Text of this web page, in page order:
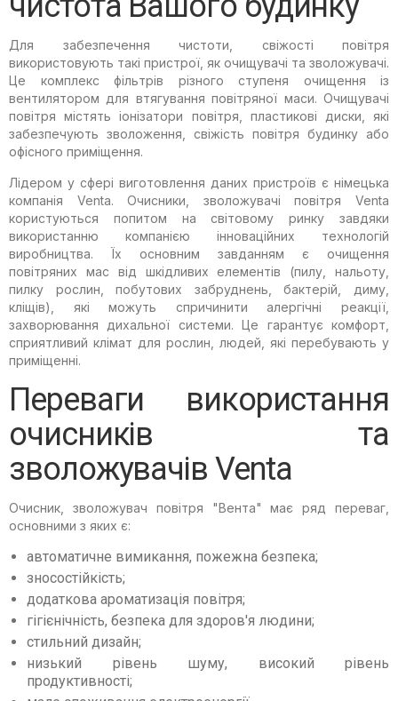
Для забезпечення чистоти, свіжості повітря
використовують такі пристрої, як очищувачі та зволожувачі.
Це комплекс фільтрів різного ступеня очищення із
вентилятором для втягування повітряної маси. Очищувачі
повітря містять іонізатори повітря, пластикові диски, які
забезпечують зволоження, свіжість повітря будинку або
офісного приміщення.
Лідером у сфері виготовлення даних пристроїв є німецька
компанія Venta. Очисники, зволожувачі повітря Venta
користуються попитом на світовому ринку завдяки
використанню компанією інноваційних технологій
виробництва. Їх основним завданням є очищення
повітряних мас від шкідливих елементів (пилу, нальоту,
пилку рослин, побутових забруднень, бактерій, диму,
кліщів), які можуть спричинити алергічні реакції,
захворювання дихальної системи. Це гарантує комфорт,
сприятливий клімат для рослин, людей, які перебувають у
приміщенні.
Переваги використання
очисників та
зволожувачів Venta
Очисник, зволожувач повітря "Вента" має ряд переваг,
основними з яких є:
автоматичне вимикання, пожежна безпека;
зносостійкість;
додаткова ароматизація повітря;
гігієнічність, безпека для здоров'я людини;
стильний дизайн;
низький рівень шуму, високий рівень
продуктивності;